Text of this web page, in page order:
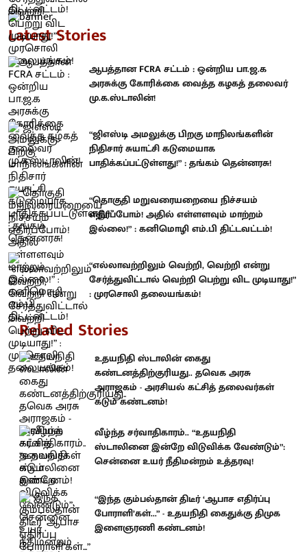
Latest Stories
ஆபத்தான FCRA சட்டம் : ஒன்றிய பா.ஜ.க
அரசுக்கு கோரிக்கை வைத்த கழகத் தலைவர்
மு.க.ஸ்டாலின்!
“ஜிஎஸ்டி அமலுக்கு பிறகு மாநிலங்களின்
நிதிசார் சுயாட்சி கடுமையாக
பாதிக்கப்பட்டுள்ளது!” : தங்கம் தென்னரசு!
“தொகுதி மறுவரையறையை நிச்சயம்
எதிர்ப்போம்! அதில் எள்ளளவும் மாற்றம்
இல்லை!” : கனிமொழி எம்.பி திட்டவட்டம்!
“எல்லாவற்றிலும் வெற்றி, வெற்றி என்று
சேர்த்துவிட்டால் வெற்றி பெற்று விட முடியாது!”
: முரசொலி தலையங்கம்!
Related Stories
உதயநிதி ஸ்டாலின் கைது
கண்டனத்திற்குரியது.. தவெக அரசு
அராஜகம் - அரசியல் கட்சித் தலைவர்கள்
கடும் கண்டனம்!
வீழ்ந்த சர்வாதிகாரம்.. “உதயநிதி
ஸ்டாலினை இன்றே விடுவிக்க வேண்டும்”:
சென்னை உயர் நீதிமன்றம் உத்தரவு!
“இந்த கும்பல்தான் திடீர் ‘ஆபாச எதிர்ப்பு
போராளி’கள்...” - உதயநிதி கைதுக்கு திமுக
இளைஞரணி கண்டனம்!